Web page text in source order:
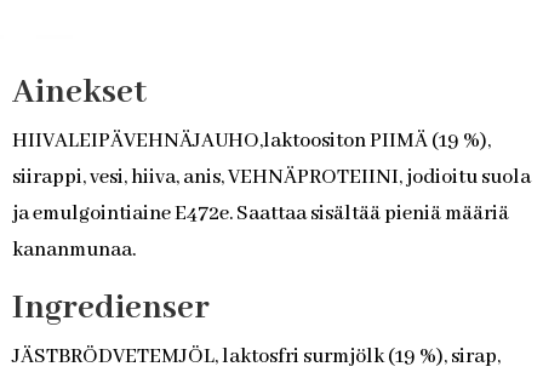
Ainekset
HIIVALEIPÄVEHNÄJAUHO,laktoositon PIIMÄ (19 %),
siirappi, vesi, hiiva, anis, VEHNÄPROTEIINI, jodioitu suola
ja emulgointiaine E472e. Saattaa sisältää pieniä määriä
kananmunaa.
Ingredienser
JÄSTBRÖDVETEMJÖL, laktosfri surmjölk (19 %), sirap,